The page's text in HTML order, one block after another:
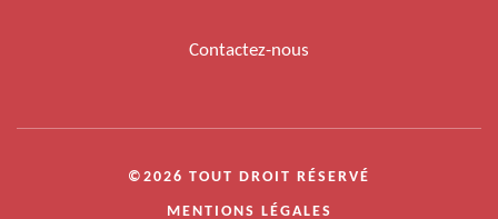
Contactez-nous
©2026 TOUT DROIT RÉSERVÉ
MENTIONS LÉGALES